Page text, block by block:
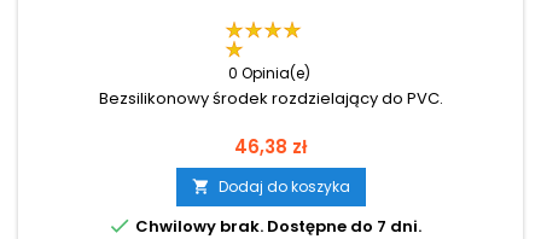
0 Opinia(e)
Bezsilikonowy środek rozdzielający do PVC.
Cena
46,38 zł
 Dodaj do koszyka
 Chwilowy brak. Dostępne do 7 dni.